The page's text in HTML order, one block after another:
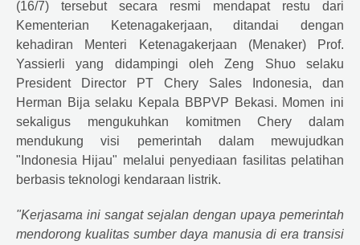
(16/7) tersebut secara resmi mendapat restu dari
Kementerian Ketenagakerjaan, ditandai dengan
kehadiran Menteri Ketenagakerjaan (Menaker) Prof.
Yassierli yang didampingi oleh Zeng Shuo selaku
President Director PT Chery Sales Indonesia, dan
Herman Bija selaku Kepala BBPVP Bekasi. Momen ini
sekaligus mengukuhkan komitmen Chery dalam
mendukung visi pemerintah dalam mewujudkan
"Indonesia Hijau" melalui penyediaan fasilitas pelatihan
berbasis teknologi kendaraan listrik.
"Kerjasama ini sangat sejalan dengan upaya pemerintah
mendorong kualitas sumber daya manusia di era transisi